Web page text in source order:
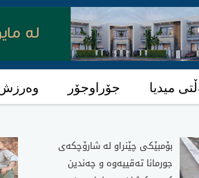
میدیا جۆراوجۆر
بۆمبێکی چێنراو لە شارۆچکەی
جورمانا تەقییەوە و چەندین